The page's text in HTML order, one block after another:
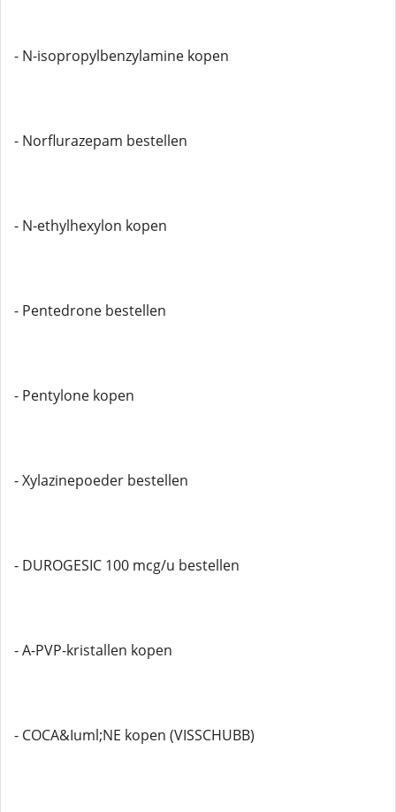
- N-isopropylbenzylamine kopen
- Norflurazepam bestellen
- N-ethylhexylon kopen
- Pentedrone bestellen
- Pentylone kopen
- Xylazinepoeder bestellen
- DUROGESIC 100 mcg/u bestellen
- A-PVP-kristallen kopen
- COCA&Iuml;NE kopen (VISSCHUBB)